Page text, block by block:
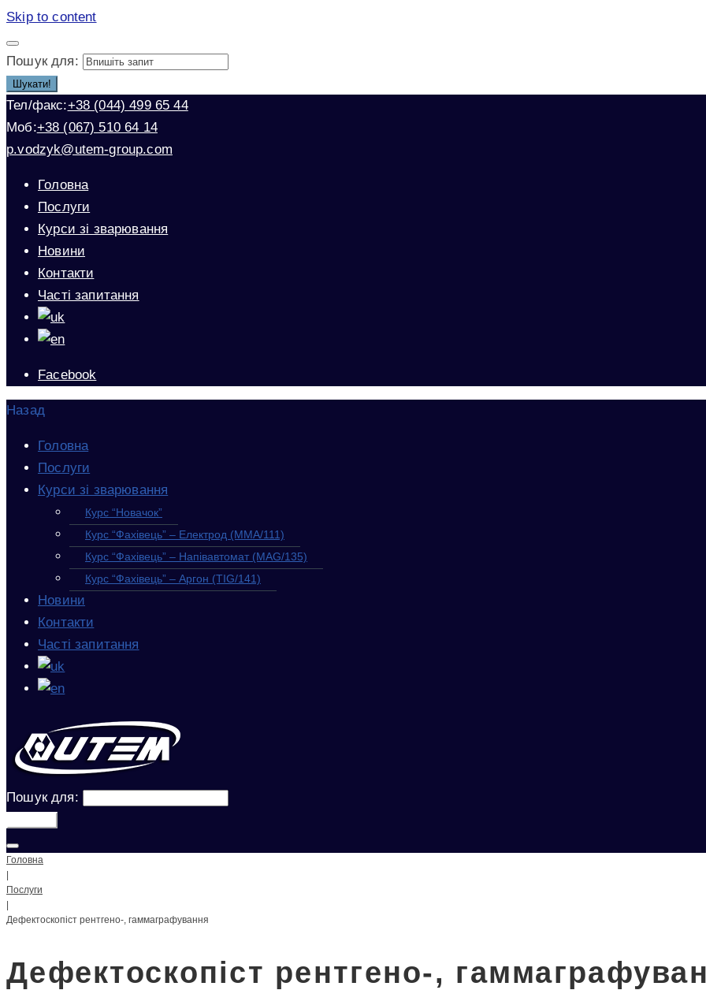
Skip to content
Пошук для:
Шукати!
Тел/факс:+38 (044) 499 65 44
Моб:+38 (067) 510 64 14
p.vodzyk@utem-group.com
Головна
Послуги
Курси зі зварювання
Новини
Контакти
Часті запитання
Facebook
Назад
Головна
Послуги
Курси зі зварювання
Курс “Новачок”
Курс “Фахівець” – Електрод (MMA/111)
Курс “Фахівець” – Напівавтомат (MAG/135)
Курс “Фахівець” – Аргон (TIG/141)
Новини
Контакти
Часті запитання
Пошук для:
Головна
Послуги
Дефектоскопіст рентгено-, гаммаграфування
Дефектоскопіст рентгено-,